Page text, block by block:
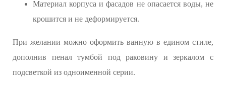
Материал корпуса и фасадов не опасается воды, не
крошится и не деформируется.
При желании можно оформить ванную в едином стиле,
дополнив пенал тумбой под раковину и зеркалом с
подсветкой из одноименной серии.